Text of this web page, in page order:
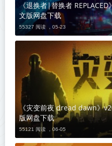
《退换者|替换者
文版网盘下载
55327 阅读 ， 05-23
《灾变前夜 dread dawn》
版网盘下载
55121 阅读 ， 06-05